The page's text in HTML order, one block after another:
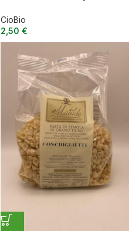
CioBio
2,50 €